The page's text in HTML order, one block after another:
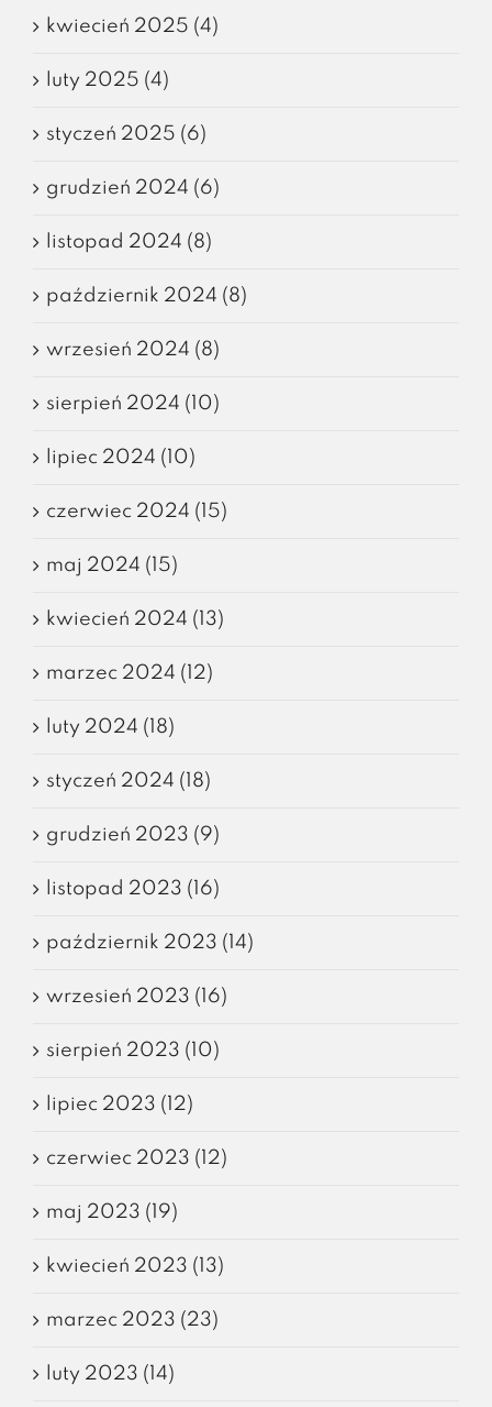
kwiecień 2025 (4)
luty 2025 (4)
styczeń 2025 (6)
grudzień 2024 (6)
listopad 2024 (8)
październik 2024 (8)
wrzesień 2024 (8)
sierpień 2024 (10)
lipiec 2024 (10)
czerwiec 2024 (15)
maj 2024 (15)
kwiecień 2024 (13)
marzec 2024 (12)
luty 2024 (18)
styczeń 2024 (18)
grudzień 2023 (9)
listopad 2023 (16)
październik 2023 (14)
wrzesień 2023 (16)
sierpień 2023 (10)
lipiec 2023 (12)
czerwiec 2023 (12)
maj 2023 (19)
kwiecień 2023 (13)
marzec 2023 (23)
luty 2023 (14)